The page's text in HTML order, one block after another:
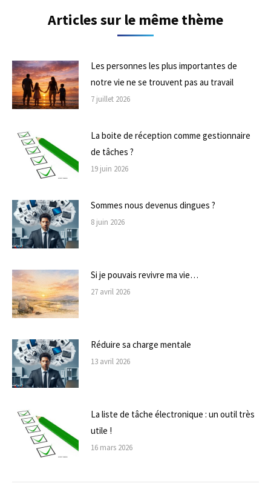
Articles sur le même thème
Les personnes les plus importantes de
notre vie ne se trouvent pas au travail
7 juillet 2026
La boite de réception comme gestionnaire
de tâches ?
19 juin 2026
Sommes nous devenus dingues ?
8 juin 2026
Si je pouvais revivre ma vie…
27 avril 2026
Réduire sa charge mentale
13 avril 2026
La liste de tâche électronique : un outil très
utile !
16 mars 2026